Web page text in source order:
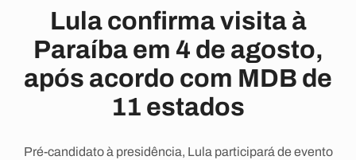
Lula confirma visita à
Paraíba em 4 de agosto,
após acordo com MDB de
11 estados
Pré-candidato à presidência, Lula participará de evento